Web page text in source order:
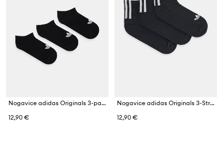
Nogavice adidas Originals 3-pack
12,90 €
Nogavice adidas Originals 3-Stripes 3-pack
12,90 €